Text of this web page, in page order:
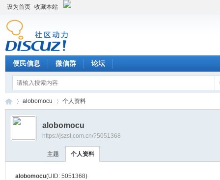
设为首页 收藏本站
便民信息 微信群 论坛
›
alobomocu 个人资料
alobomocu
https://jszst.com.cn/?5051368
主题 个人资料
alobomocu(UID: 5051368)